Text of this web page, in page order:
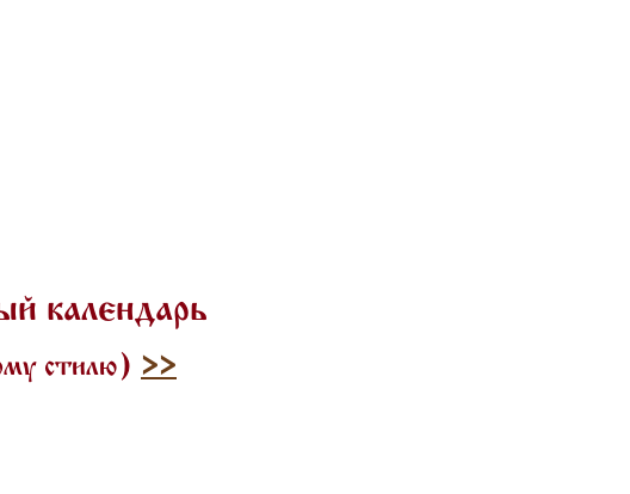
календарь
стилю) >>